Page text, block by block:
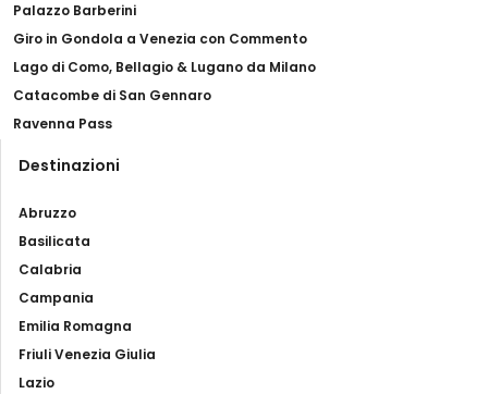
Palazzo Barberini
Giro in Gondola a Venezia con Commento
Lago di Como, Bellagio & Lugano da Milano
Catacombe di San Gennaro
Ravenna Pass
Destinazioni
Abruzzo
Basilicata
Calabria
Campania
Emilia Romagna
Friuli Venezia Giulia
Lazio